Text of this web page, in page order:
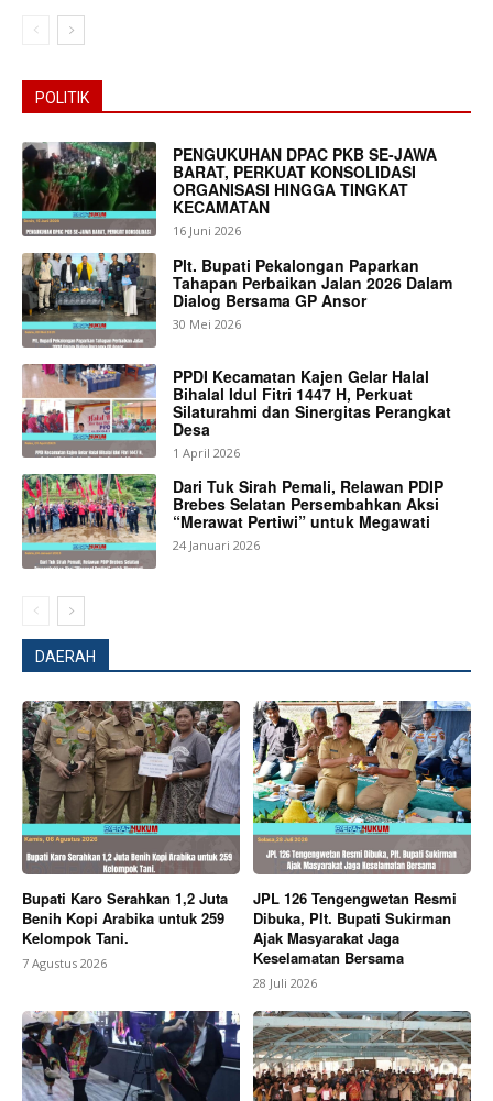
News Week
Magazine PRO
SUBSCRIBE NOW
POLITIK
PENGUKUHAN DPAC PKB SE-JAWA
BARAT, PERKUAT KONSOLIDASI
ORGANISASI HINGGA TINGKAT
KECAMATAN
16 Juni 2026
Plt. Bupati Pekalongan Paparkan
Tahapan Perbaikan Jalan 2026 Dalam
Dialog Bersama GP Ansor
30 Mei 2026
PPDI Kecamatan Kajen Gelar Halal
Bihalal Idul Fitri 1447 H, Perkuat
Silaturahmi dan Sinergitas Perangkat
Desa
1 April 2026
Dari Tuk Sirah Pemali, Relawan PDIP
Brebes Selatan Persembahkan Aksi
“Merawat Pertiwi” untuk Megawati
24 Januari 2026
DAERAH
Bupati Karo Serahkan 1,2 Juta
Benih Kopi Arabika untuk 259
Kelompok Tani.
7 Agustus 2026
JPL 126 Tengengwetan Resmi
Dibuka, Plt. Bupati Sukirman
Ajak Masyarakat Jaga
Keselamatan Bersama
28 Juli 2026